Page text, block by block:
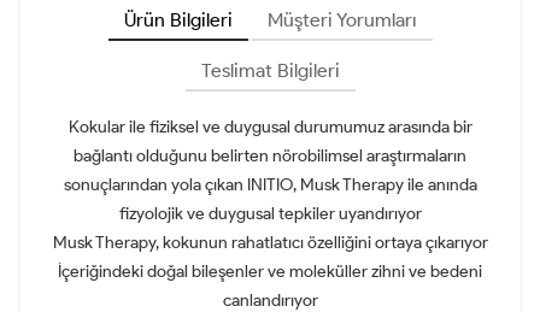
Ürün Bilgileri Müşteri Yorumları
Teslimat Bilgileri
Kokular ile fiziksel ve duygusal durumumuz arasında bir
bağlantı olduğunu belirten nörobilimsel araştırmaların
sonuçlarından yola çıkan INITIO, Musk Therapy ile anında
fizyolojik ve duygusal tepkiler uyandırıyor
Musk Therapy, kokunun rahatlatıcı özelliğini ortaya çıkarıyor
İçeriğindeki doğal bileşenler ve moleküller zihni ve bedeni
canlandırıyor